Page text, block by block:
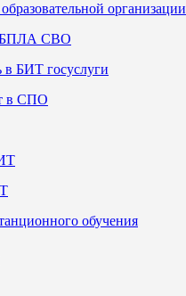
организации
обучения